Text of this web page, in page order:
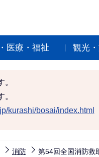
医療・福祉 観光
kurashi/bosai/index.html
消防 第54回全国消防救